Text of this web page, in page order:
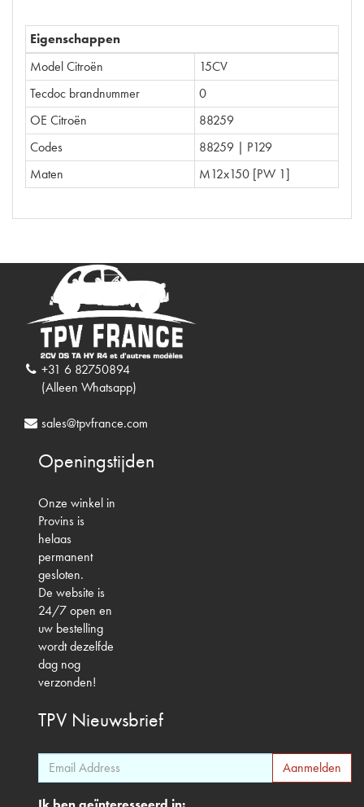
Eigenschappen
Model Citroën
15CV
Tecdoc brandnummer
0
OE Citroën
88259
Codes
88259 | P129
Maten
M12x150 [PW 1]
+31 6 82750894
(Alleen Whatsapp)
sales@tpvfrance.com
Openingstijden
Onze winkel in
Provins is
helaas
permanent
gesloten.
De website is
24/7 open en
uw bestelling
wordt dezelfde
dag nog
verzonden!
TPV Nieuwsbrief